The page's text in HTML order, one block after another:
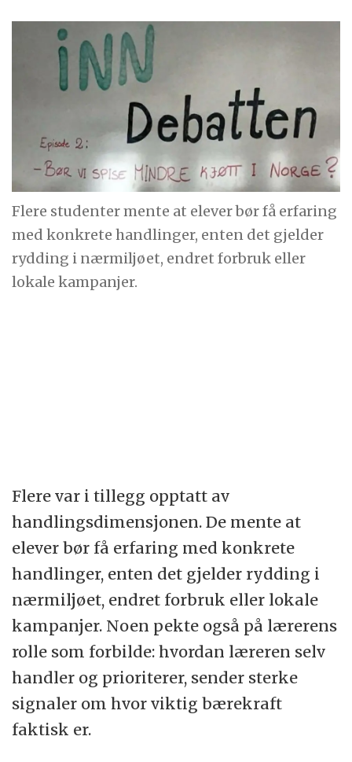
Flere studenter mente at elever bør få erfaring
med konkrete handlinger, enten det gjelder
rydding i nærmiljøet, endret forbruk eller
lokale kampanjer.
Flere var i tillegg opptatt av
handlingsdimensjonen. De mente at
elever bør få erfaring med konkrete
handlinger, enten det gjelder rydding i
nærmiljøet, endret forbruk eller lokale
kampanjer. Noen pekte også på lærerens
rolle som forbilde: hvordan læreren selv
handler og prioriterer, sender sterke
signaler om hvor viktig bærekraft
faktisk er.